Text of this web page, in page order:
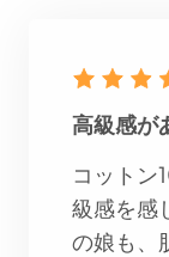
高級感が
コットン
級感を感
の娘も、